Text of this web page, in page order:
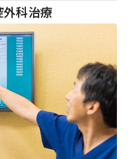
科治療